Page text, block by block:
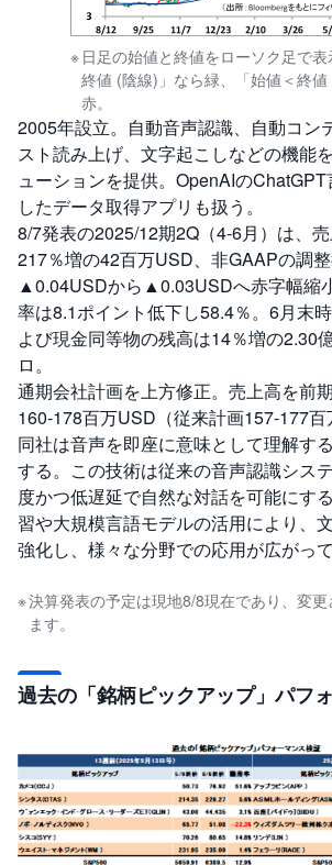
日足の始値と終値をローソク足で表
終値 (陰線)」なら緑、「始値＜終値
赤。
2005年設立。自動音声認識、自動コン
スト読み上げ、文字起こしなどの機能
ューションを提供。OpenAIの
したデータ取得アプリも扱う。
8/7発表の2025/12期2Q（4-6月）は、
217％増の42百万USD、非GAAPの調
▲0.04USDから▲0.03USDへ赤字幅縮
率は8.1ポイント低下し58.4％。6月末
よび現金同等物の残高は14％増の2.30
ロ。
通期会社計画を上方修正。売上高を前
160-178百万USD（従来計画157-177百
同社は音声を即座に意味として理解す
する。この技術は従来の音声認識シス
度かつ低遅延で自然な対話を可能にす
習や大規模言語モデルの活用により、
強化し、様々な分野での応用が広がって
決算発表の予定は現地8/8現在であり、変更
ます。
過去の「銘柄ピックアップ」パフ